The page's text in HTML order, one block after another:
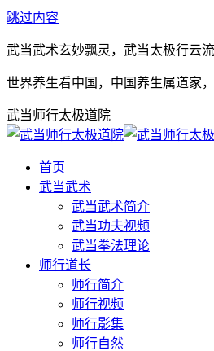
跳过内容
武当武术玄妙飘灵，武当太极行云
世界养生看中国，中国养生属道家
武当师行太极道院
首页
武当武术
武当武术简介
武当功夫视频
武当拳法理论
师行道长
师行简介
师行视频
师行影集
师行自然